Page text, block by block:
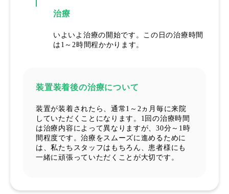
治療
いよいよ治療の開始です。この日の治療時間
は1～2時間程かかります。
装置装着後の治療について
装置が装着されたら、通常1～2ヵ月毎に来院
していただくことになります。1回の治療時間
は治療内容によって異なりますが、30分～1時
間程度です。治療をスムーズに進めるために
は、私たちスタッフはもちろん、患者様にも
一緒に頑張っていただくことが大切です。